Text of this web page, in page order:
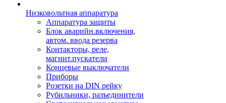
Низковольтная аппаратура
Аппаратура защиты
Блок аварийн.включения,
автом. ввода резерва
Контакторы, реле,
магнит.пускатели
Концевые выключатели
Приборы
Розетки на DIN рейку
Рубильники, разъединители